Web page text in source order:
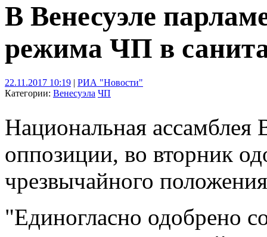
В Венесуэле
режима ЧП в
22.11.2017 10:19 | РИА "Новости"
Категории: Венесуэла ЧП
Национальная ассамблея
оппозиции, во вторник
чрезвычайного
"Единогласно одобрено